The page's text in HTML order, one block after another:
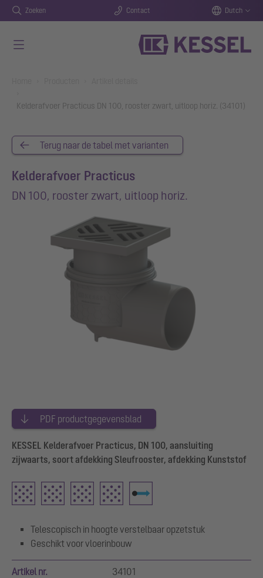
Zoeken Contact Dutch
Kelderafvoer Practicus DN 100, rooster zwart, uitloop horiz. (34101)
Terug naar de tabel met varianten
Kelderafvoer Practicus
DN 100, rooster zwart, uitloop horiz.
PDF productgegevensblad
KESSEL Kelderafvoer Practicus, DN 100, aansluiting
zijwaarts, soort afdekking Sleufrooster, afdekking Kunststof
Telescopisch in hoogte verstelbaar opzetstuk
Geschikt voor vloerinbouw
Artikel nr. 34101